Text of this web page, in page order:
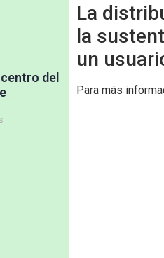
del
La
la
un
Para más